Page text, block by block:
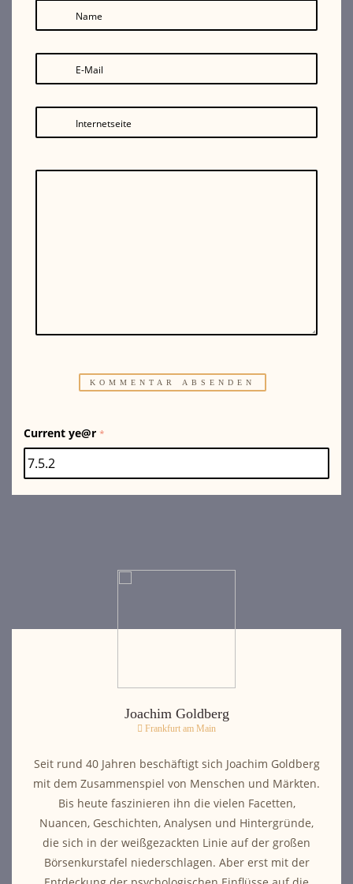
Name
E-Mail
Internetseite
Current ye@r *
Joachim Goldberg
Frankfurt am Main
Seit rund 40 Jahren beschäftigt sich Joachim Goldberg
mit dem Zusammenspiel von Menschen und Märkten.
Bis heute faszinieren ihn die vielen Facetten,
Nuancen, Geschichten, Analysen und Hintergründe,
die sich in der weißgezackten Linie auf der großen
Börsenkurstafel niederschlagen. Aber erst mit der